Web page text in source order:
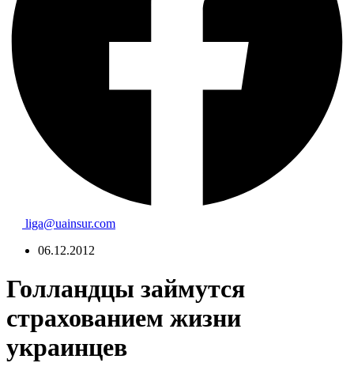
liga@uainsur.com
06.12.2012
Голландцы займутся
страхованием жизни
украинцев